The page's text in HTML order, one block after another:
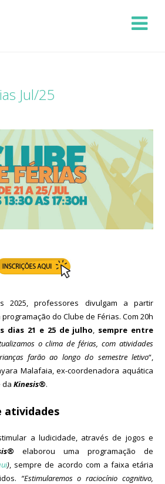
Jul/25
2025, professores divulgam a partir
do Clube de Férias. Com 20h
dias 21 e 25 de julho, sempre entre
o clima de férias, com atividades
farão ao longo do semestre letivo“,
Malafaia, ex-coordenadora aquática
da Kinesis®.
atividades
a ludicidade, através de jogos e
® elaborou uma programação de
), sempre de acordo com a faixa etária
“Estimularemos o raciocínio cognitivo,